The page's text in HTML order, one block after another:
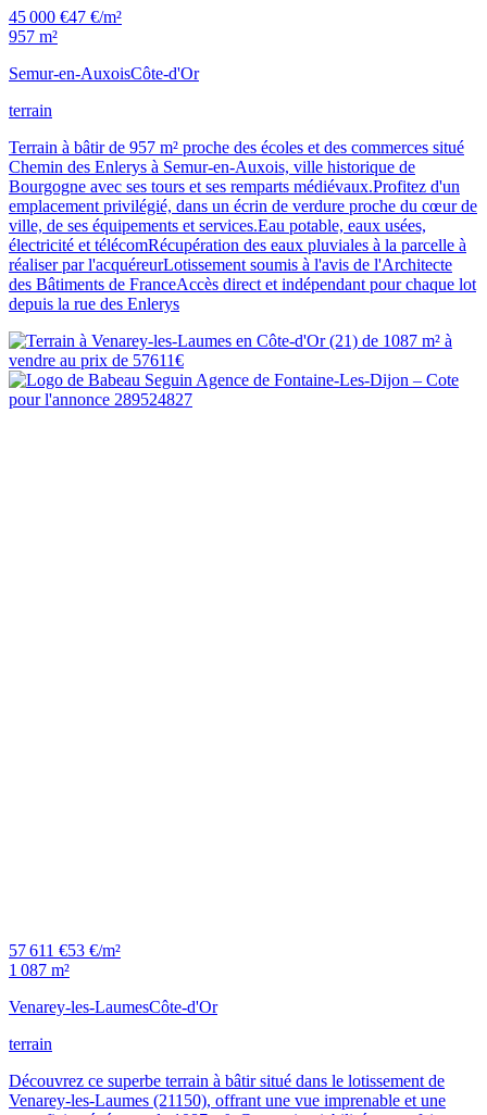
45 000 €47 €/m²
957 m²
Semur-en-AuxoisCôte-d'Or
terrain
Terrain à bâtir de 957 m² proche des écoles et des commerces situé
Chemin des Enlerys à Semur-en-Auxois, ville historique de
Bourgogne avec ses tours et ses remparts médiévaux.Profitez d'un
emplacement privilégié, dans un écrin de verdure proche du cœur de
ville, de ses équipements et services.Eau potable, eaux usées,
électricité et télécomRécupération des eaux pluviales à la parcelle à
réaliser par l'acquéreurLotissement soumis à l'avis de l'Architecte
des Bâtiments de FranceAccès direct et indépendant pour chaque lot
depuis la rue des Enlerys
57 611 €53 €/m²
1 087 m²
Venarey-les-LaumesCôte-d'Or
terrain
Découvrez ce superbe terrain à bâtir situé dans le lotissement de
Venarey-les-Laumes (21150), offrant une vue imprenable et une